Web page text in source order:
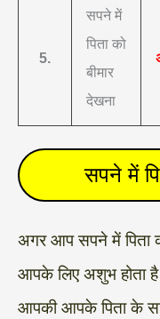
5.
सपने में
पिता को
बीमार
देखना
सपने में
अगर आप सपने में पिता
आपके लिए अशुभ होता
आपकी आपके पिता के